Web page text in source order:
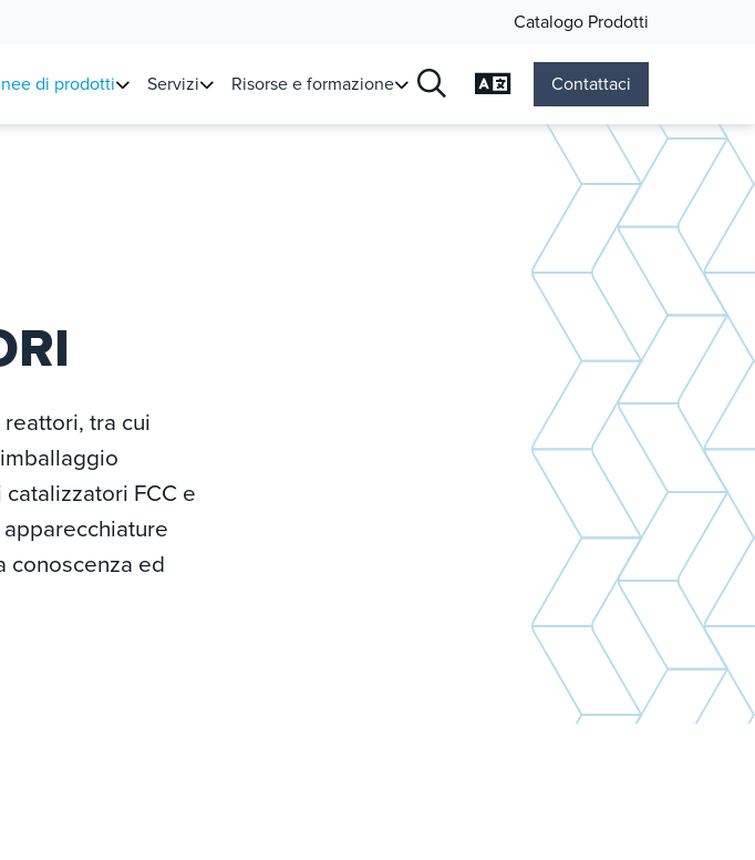
Catalogo Prodotti
di prodotti Servizi Risorse e formazione Cambia lingua
Contattaci
tra cui
FCC e
conoscenza ed